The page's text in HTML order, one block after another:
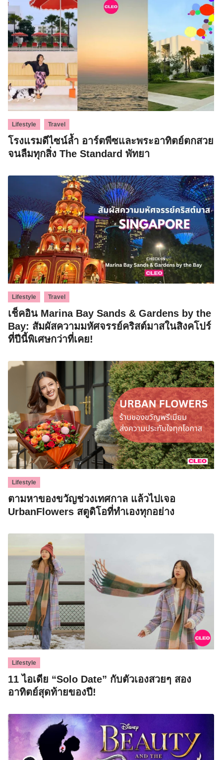
Lifestyle Travel
โรงแรมดีไซน์ล้ำ อาร์ตพีซและพระอาทิตย์ตกสวย
จนลืมทุกสิ่ง The Standard พัทยา
Lifestyle Travel
เช็คอิน Marina Bay Sands & Gardens by the
Bay: สัมผัสความมหัศจรรย์คริสต์มาสในสิงคโปร์
ที่ปีนี้พิเศษกว่าที่เคย!
Lifestyle
ตามหาของขวัญช่วงเทศกาล แล้วไปเจอ
UrbanFlowers สตูดิโอที่ทำเองทุกอย่าง
Lifestyle
11 ไอเดีย “Solo Date” กับตัวเองสวยๆ สอง
อาทิตย์สุดท้ายของปี!